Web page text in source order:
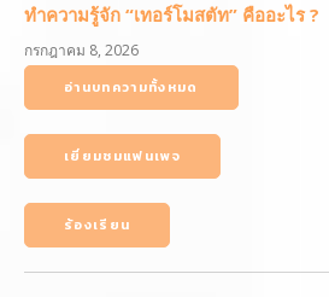
ทำความรู้จัก “เทอร์โมสตัท” คืออะไร ?
กรกฎาคม 8, 2026
อ่านบทความทั้งหมด
เยี่ยมชมแฟนเพจ
ร้องเรียน